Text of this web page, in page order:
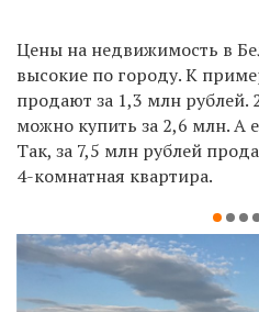
Цены на недвижимость в
высокие по городу. К
продают за 1,3 млн рублей.
можно купить за 2,6 млн. А
Так, за 7,5 млн рублей
4-комнатная квартира.